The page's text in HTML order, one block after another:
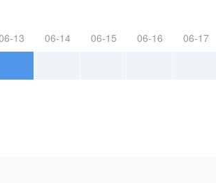
13 06-14 06-15 06-16 06-17